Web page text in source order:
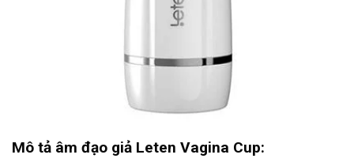
Mô tả âm đạo giả Leten Vagina Cup: